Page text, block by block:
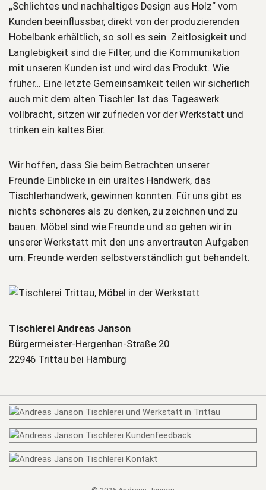
„Schlichtes und nachhaltiges Design aus Holz“ vom
Kunden beeinflussbar, direkt von der produzierenden
Hobelbank erhältlich, so soll es sein. Zeitlosigkeit und
Langlebigkeit sind die Filter, und die Kommunikation
mit unseren Kunden ist und wird das Produkt. Wie
früher… Eine letzte Gemeinsamkeit teilen wir sicherlich
auch mit dem alten Tischler. Ist das Tageswerk
vollbracht, sitzen wir zufrieden vor der Werkstatt und
trinken ein kaltes Bier.
Wir hoffen, dass Sie beim Betrachten unserer
Freunde Einblicke in ein uraltes Handwerk, das
Tischlerhandwerk, gewinnen konnten. Für uns gibt es
nichts schöneres als zu denken, zu zeichnen und zu
bauen. Möbel sind wie Freunde und so gehen wir in
unserer Werkstatt mit den uns anvertrauten Aufgaben
um: Freunde werden selbstverständlich gut behandelt.
Tischlerei Andreas Janson
Bürgermeister-Hergenhan-Straße 20
22946 Trittau bei Hamburg